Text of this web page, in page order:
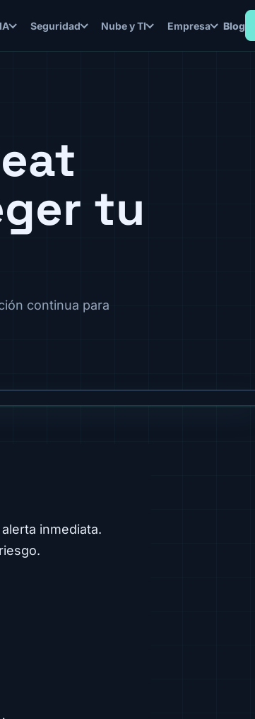
IA Seguridad Nube y TI Empresa Blog
tu
continua para
inmediata.